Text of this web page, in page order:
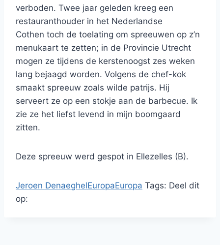
verboden. Twee jaar geleden kreeg een
restauranthouder in het Nederlandse
Cothen toch de toelating om spreeuwen op z’n
menukaart te zetten; in de Provincie Utrecht
mogen ze tijdens de kerstenoogst zes weken
lang bejaagd worden. Volgens de chef-kok
smaakt spreeuw zoals wilde patrijs. Hij
serveert ze op een stokje aan de barbecue. Ik
zie ze het liefst levend in mijn boomgaard
zitten.
Deze spreeuw werd gespot in Ellezelles (B).
Jeroen DenaeghelEuropaEuropa Tags: Deel dit
op: